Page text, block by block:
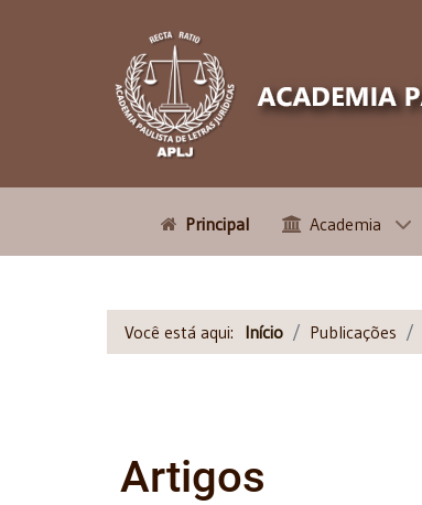
Principal Academia
Você está aqui: Início Publicações
Artigos